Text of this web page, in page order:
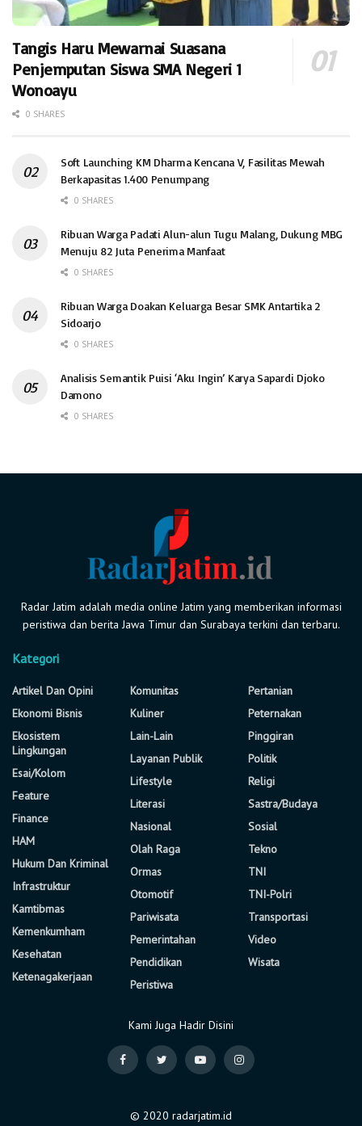
Tangis Haru Mewarnai Suasana
Penjemputan Siswa SMA Negeri 1
Wonoayu
0 SHARES
Soft Launching KM Dharma Kencana V, Fasilitas Mewah
Berkapasitas 1.400 Penumpang
0 SHARES
Ribuan Warga Padati Alun-alun Tugu Malang, Dukung MBG
Menuju 82 Juta Penerima Manfaat
0 SHARES
Ribuan Warga Doakan Keluarga Besar SMK Antartika 2
Sidoarjo
0 SHARES
Analisis Semantik Puisi ‘Aku Ingin’ Karya Sapardi Djoko
Damono
0 SHARES
Radar Jatim adalah media online Jatim yang memberikan informasi
peristiwa dan berita Jawa Timur dan Surabaya terkini dan terbaru.
Kategori
Artikel Dan Opini
Ekonomi Bisnis
Ekosistem
Lingkungan
Esai/Kolom
Feature
Finance
HAM
Hukum Dan Kriminal
Infrastruktur
Kamtibmas
Kemenkumham
Kesehatan
Ketenagakerjaan
Komunitas
Kuliner
Lain-Lain
Layanan Publik
Lifestyle
Literasi
Nasional
Olah Raga
Ormas
Otomotif
Pariwisata
Pemerintahan
Pendidikan
Peristiwa
Pertanian
Peternakan
Pinggiran
Politik
Religi
Sastra/Budaya
Sosial
Tekno
TNI
TNI-Polri
Transportasi
Video
Wisata
Kami Juga Hadir Disini
© 2020 radarjatim.id